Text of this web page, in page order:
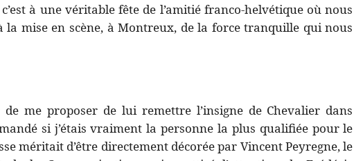
à une véritable fête de l’amitié franco-helvétique où nous
la mise en scène, à Montreux, de la force tranquille qui nous
me proposer de lui remettre l’insigne de Chevalier dans
si j’étais vraiment la personne la plus qualifiée pour le
méritait d’être directement décorée par Vincent Peyregne, le